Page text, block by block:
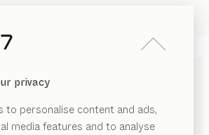
privacy
to personalise content and ads,
media features and to analyse